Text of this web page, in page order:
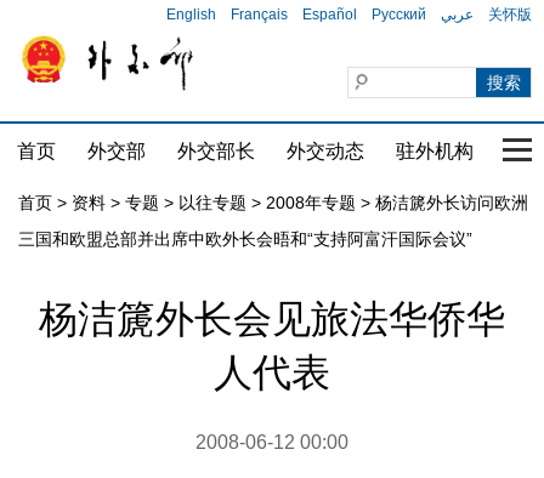
English Français Español Русский عربي 关怀版
首页 外交部 外交部长 外交动态 驻外机构 国
首页 > 资料 > 专题 > 以往专题 > 2008年专题 > 杨洁篪外长访问欧洲
三国和欧盟总部并出席中欧外长会晤和“支持阿富汗国际会议”
杨洁篪外长会见旅法华侨华
人代表
2008-06-12 00:00